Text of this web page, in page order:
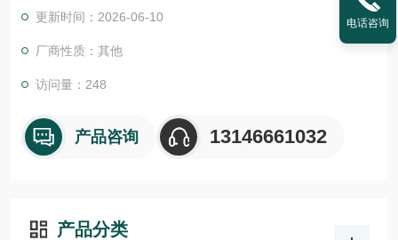
更新时间：2026-06-10
厂商性质：其他
访问量：248
产品咨询 13146661032
产品分类
电话咨询